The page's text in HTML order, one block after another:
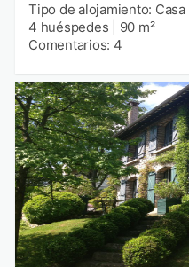
Tipo de alojamiento: Casa
4 huéspedes
90 m²
Comentarios: 4